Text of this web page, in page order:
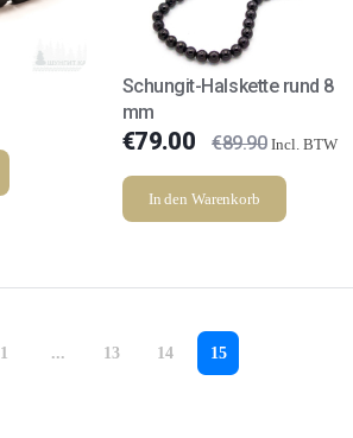
Schungit-Halskette rund 8
mm
€79.00 €89.90 Incl. BTW
In den Warenkorb
1 ... 13 14 15